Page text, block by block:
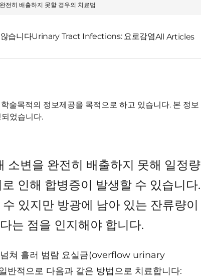
전히 배출하지 못할 경우의 치료법
습니다Urinary Tract Infections: 요로감염All Articles
술목적의 정보제공을 목적으로 하고 있습니다. 본 정보
었습니다.
변을 완전히 배출하지 못해 일정량
인해 합병증이 발생할 수 있습니다.
있지만 방광에 남아 있는 잔류량이
는 점을 인지해야 합니다.
넘쳐 흘러 범람 요실금(overflow urinary
적으로 다음과 같은 방법으로 치료합니다: